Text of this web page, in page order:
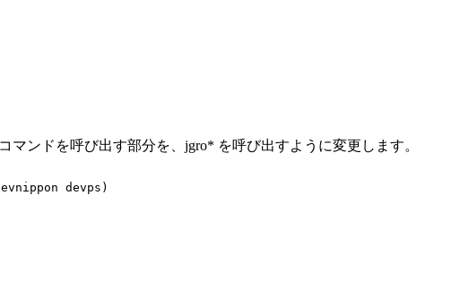
ンドを呼び出す部分を、jgro* を呼び出すように変更します。
devps)